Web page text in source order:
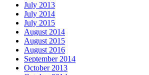
July 2013
July 2014
July 2015
August 2014
August 2015
August 2016
September 2014
October 2013